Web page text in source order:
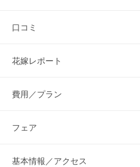
口コミ
花嫁レポート
費用／プラン
フェア
基本情報／アクセス